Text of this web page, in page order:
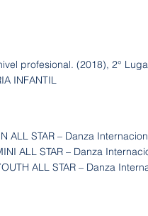
profesional. (2018), 2°
INFANTIL
ALL STAR – Danza
ALL STAR – Danza
ALL STAR – Danza